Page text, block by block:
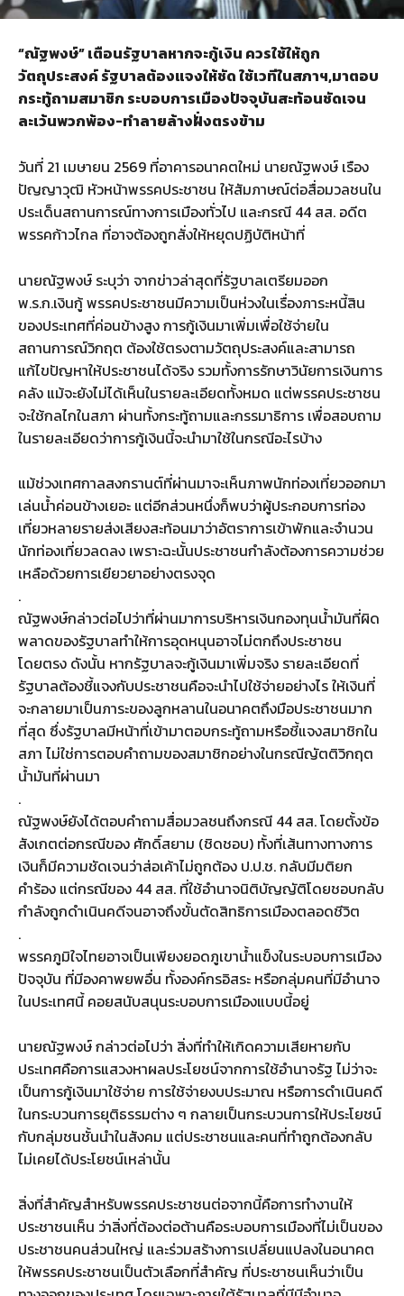
“ณัฐพงษ์” เตือนรัฐบาลหากจะกู้เงิน ควรใช้ให้ถูก
วัตถุประสงค์ รัฐบาลต้องแจงให้ชัด ใช้เวทีในสภาฯ,มาตอบ
กระทู้ถามสมาชิก ระบอบการเมืองปัจจุบันสะท้อนชัดเจน
ละเว้นพวกพ้อง-ทำลายล้างฝั่งตรงข้าม
วันที่ 21 เมษายน 2569 ที่อาคารอนาคตใหม่ นายณัฐพงษ์ เรือง
ปัญญาวุฒิ หัวหน้าพรรคประชาชน ให้สัมภาษณ์ต่อสื่อมวลชนใน
ประเด็นสถานการณ์ทางการเมืองทั่วไป และกรณี 44 สส. อดีต
พรรคก้าวไกล ที่อาจต้องถูกสั่งให้หยุดปฏิบัติหน้าที่
นายณัฐพงษ์ ระบุว่า จากข่าวล่าสุดที่รัฐบาลเตรียมออก
พ.ร.ก.เงินกู้ พรรคประชาชนมีความเป็นห่วงในเรื่องภาระหนี้สิน
ของประเทศที่ค่อนข้างสูง การกู้เงินมาเพิ่มเพื่อใช้จ่ายใน
สถานการณ์วิกฤต ต้องใช้ตรงตามวัตถุประสงค์และสามารถ
แก้ไขปัญหาให้ประชาชนได้จริง รวมทั้งการรักษาวินัยการเงินการ
คลัง แม้จะยังไม่ได้เห็นในรายละเอียดทั้งหมด แต่พรรคประชาชน
จะใช้กลไกในสภา ผ่านทั้งกระทู้ถามและกรรมาธิการ เพื่อสอบถาม
ในรายละเอียดว่าการกู้เงินนี้จะนำมาใช้ในกรณีอะไรบ้าง
แม้ช่วงเทศกาลสงกรานต์ที่ผ่านมาจะเห็นภาพนักท่องเที่ยวออกมา
เล่นน้ำค่อนข้างเยอะ แต่อีกส่วนหนึ่งก็พบว่าผู้ประกอบการท่อง
เที่ยวหลายรายส่งเสียงสะท้อนมาว่าอัตราการเข้าพักและจำนวน
นักท่องเที่ยวลดลง เพราะฉะนั้นประชาชนกำลังต้องการความช่วย
เหลือด้วยการเยียวยาอย่างตรงจุด
.
ณัฐพงษ์กล่าวต่อไปว่าที่ผ่านมาการบริหารเงินกองทุนน้ำมันที่ผิด
พลาดของรัฐบาลทำให้การอุดหนุนอาจไม่ตกถึงประชาชน
โดยตรง ดังนั้น หากรัฐบาลจะกู้เงินมาเพิ่มจริง รายละเอียดที่
รัฐบาลต้องชี้แจงกับประชาชนคือจะนำไปใช้จ่ายอย่างไร ให้เงินที่
จะกลายมาเป็นภาระของลูกหลานในอนาคตถึงมือประชาชนมาก
ที่สุด ซึ่งรัฐบาลมีหน้าที่เข้ามาตอบกระทู้ถามหรือชี้แจงสมาชิกใน
สภา ไม่ใช่การตอบคำถามของสมาชิกอย่างในกรณีญัตติวิกฤต
น้ำมันที่ผ่านมา
.
ณัฐพงษ์ยังได้ตอบคำถามสื่อมวลชนถึงกรณี 44 สส. โดยตั้งข้อ
สังเกตต่อกรณีของ ศักดิ์สยาม (ชิดชอบ) ทั้งที่เส้นทางทางการ
เงินก็มีความชัดเจนว่าส่อเค้าไม่ถูกต้อง ป.ป.ช. กลับมีมติยก
คำร้อง แต่กรณีของ 44 สส. ที่ใช้อำนาจนิติบัญญัติโดยชอบกลับ
กำลังถูกดำเนินคดีจนอาจถึงขั้นตัดสิทธิการเมืองตลอดชีวิต
.
พรรคภูมิใจไทยอาจเป็นเพียงยอดภูเขาน้ำแข็งในระบอบการเมือง
ปัจจุบัน ที่มีองคาพยพอื่น ทั้งองค์กรอิสระ หรือกลุ่มคนที่มีอำนาจ
ในประเทศนี้ คอยสนับสนุนระบอบการเมืองแบบนี้อยู่
นายณัฐพงษ์ กล่าวต่อไปว่า สิ่งที่ทำให้เกิดความเสียหายกับ
ประเทศคือการแสวงหาผลประโยชน์จากการใช้อำนาจรัฐ ไม่ว่าจะ
เป็นการกู้เงินมาใช้จ่าย การใช้จ่ายงบประมาณ หรือการดำเนินคดี
ในกระบวนการยุติธรรมต่าง ๆ กลายเป็นกระบวนการให้ประโยชน์
กับกลุ่มชนชั้นนำในสังคม แต่ประชาชนและคนที่ทำถูกต้องกลับ
ไม่เคยได้ประโยชน์เหล่านั้น
สิ่งที่สำคัญสำหรับพรรคประชาชนต่อจากนี้คือการทำงานให้
ประชาชนเห็น ว่าสิ่งที่ต้องต่อต้านคือระบอบการเมืองที่ไม่เป็นของ
ประชาชนคนส่วนใหญ่ และร่วมสร้างการเปลี่ยนแปลงในอนาคต
ให้พรรคประชาชนเป็นตัวเลือกที่สำคัญ ที่ประชาชนเห็นว่าเป็น